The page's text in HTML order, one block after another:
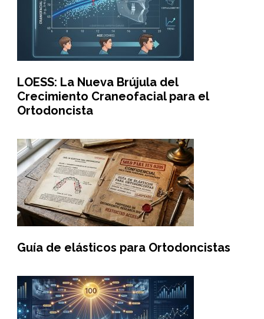
LOESS: La Nueva Brújula del
Crecimiento Craneofacial para el
Ortodoncista
Guía de elásticos para Ortodoncistas